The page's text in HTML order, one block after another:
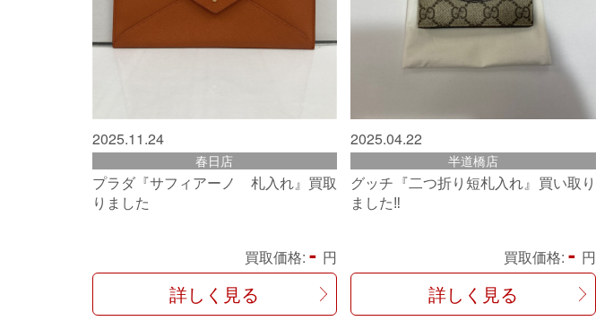
2025.11.24
春日店
プラダ『サフィアーノ 札入れ』買取
りました
買取価格:- 円
詳しく見る
2025.04.22
半道橋店
グッチ『二つ折り短札入れ』買い取り
ました‼
買取価格: - 円
詳しく見る